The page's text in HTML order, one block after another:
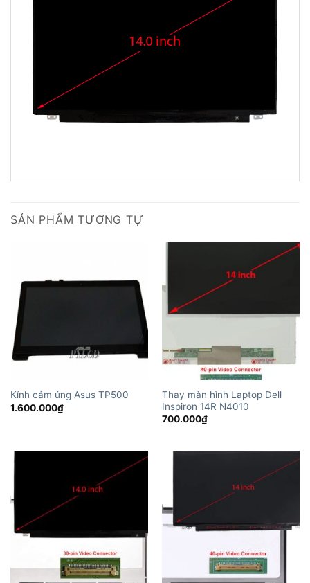
SẢN PHẨM TƯƠNG TỰ
Kính cảm ứng Asus TP500
1.600.000₫
Thay màn hình Laptop Dell
Inspiron 14R N4010
700.000₫